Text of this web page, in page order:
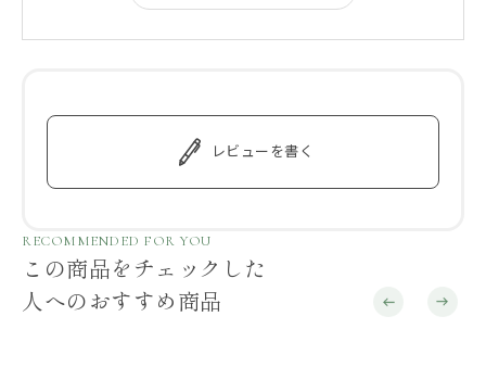
レビューを書く
RECOMMENDED FOR YOU
この商品をチェックした
人へのおすすめ商品